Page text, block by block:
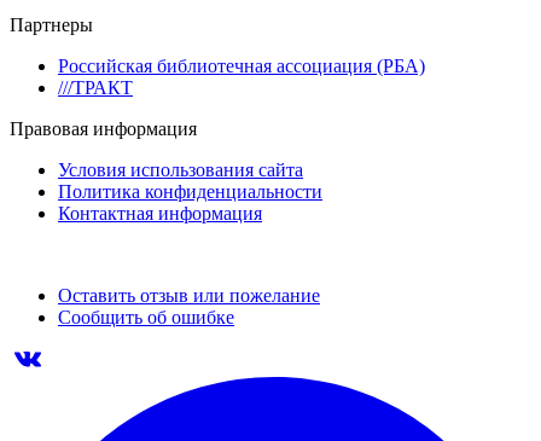
Партнеры
Российская библиотечная ассоциация (РБА)
///ТРАКТ
Правовая информация
Условия использования сайта
Политика конфиденциальности
Контактная информация
Оставить отзыв или пожелание
Сообщить об ошибке